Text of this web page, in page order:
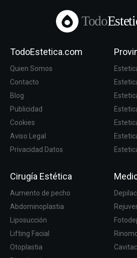
Todo
TodoEstetica.com
Quien Somos
Contacto
Blog
Publicidad
Cookies
Aviso Legal
Privacidad Datos
Cirugía Estética
Aumento de pecho
Abdominoplastia
Liposucción
Lifting Facial
Otoplastia